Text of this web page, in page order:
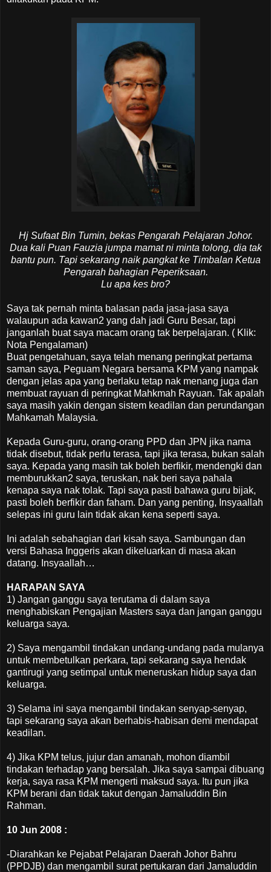
Hj Sufaat Bin Tumin, bekas Pengarah Pelajaran Johor.
Dua kali Puan Fauzia jumpa mamat ni minta tolong, dia tak
bantu pun. Tapi sekarang naik pangkat ke Timbalan Ketua
Pengarah bahagian Peperiksaan.
Lu apa kes bro?
Saya tak pernah minta balasan pada jasa-jasa saya
walaupun ada kawan2 yang dah jadi Guru Besar, tapi
janganlah buat saya macam orang tak berpelajaran. ( Klik:
Nota Pengalaman)
Buat pengetahuan, saya telah menang peringkat pertama
saman saya, Peguam Negara bersama KPM yang nampak
dengan jelas apa yang berlaku tetap nak menang juga dan
membuat rayuan di peringkat Mahkmah Rayuan. Tak apalah
saya masih yakin dengan sistem keadilan dan perundangan
Mahkamah Malaysia.
Kepada Guru-guru, orang-orang PPD dan JPN jika nama
tidak disebut, tidak perlu terasa, tapi jika terasa, bukan salah
saya. Kepada yang masih tak boleh berfikir, mendengki dan
memburukkan2 saya, teruskan, nak beri saya pahala
kenapa saya nak tolak. Tapi saya pasti bahawa guru bijak,
pasti boleh berfikir dan faham. Dan yang penting, Insyaallah
selepas ini guru lain tidak akan kena seperti saya.
Ini adalah sebahagian dari kisah saya. Sambungan dan
versi Bahasa Inggeris akan dikeluarkan di masa akan
datang. Insyaallah…
HARAPAN SAYA
1) Jangan ganggu saya terutama di dalam saya
menghabiskan Pengajian Masters saya dan jangan ganggu
keluarga saya.
2) Saya mengambil tindakan undang-undang pada mulanya
untuk membetulkan perkara, tapi sekarang saya hendak
gantirugi yang setimpal untuk meneruskan hidup saya dan
keluarga.
3) Selama ini saya mengambil tindakan senyap-senyap,
tapi sekarang saya akan berhabis-habisan demi mendapat
keadilan.
4) Jika KPM telus, jujur dan amanah, mohon diambil
tindakan terhadap yang bersalah. Jika saya sampai dibuang
kerja, saya rasa KPM mengerti maksud saya. Itu pun jika
KPM berani dan tidak takut dengan Jamaluddin Bin
Rahman.
10 Jun 2008 :
-Diarahkan ke Pejabat Pelajaran Daerah Johor Bahru
(PPDJB) dan mengambil surat pertukaran dari Jamaluddin